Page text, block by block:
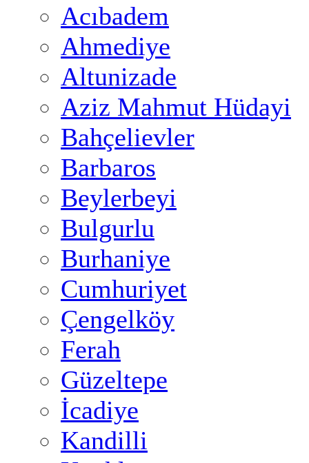
Acıbadem
Ahmediye
Altunizade
Aziz Mahmut Hüdayi
Bahçelievler
Barbaros
Beylerbeyi
Bulgurlu
Burhaniye
Cumhuriyet
Çengelköy
Ferah
Güzeltepe
İcadiye
Kandilli